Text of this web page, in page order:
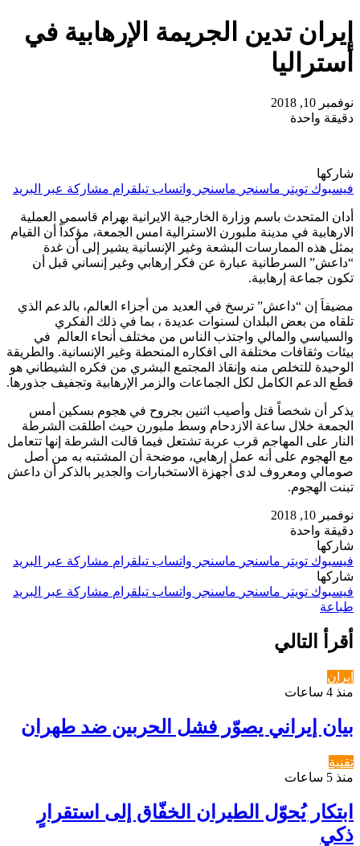
إيران تدين الجريمة الإرهابية في
أستراليا
نوفمبر 10, 2018
دقيقة واحدة
شاركها
فيسبوك تويتر ماسنجر ماسنجر واتساب تيلقرام مشاركة عبر البريد
أدان المتحدث باسم وزارة الخارجية الايرانية بهرام قاسمي العملية
الارهابية في مدينة ملبورن الاسترالية امس الجمعة، مؤكداً أن القيام
بمثل هذه الممارسات البشعة وغير الإنسانية يشير إلى أن غدة
“داعش” السرطانية عبارة عن فكر إرهابي وغير إنساني قبل أن
تكون جماعة إرهابية.
مضيفاَ إن “داعش” ترسخ في العديد من أجزاء العالم، بالدعم الذي
تلقاه من بعض البلدان لسنوات عديدة ، بما في ذلك الفكري
والسياسي والمالي واجتذب الناس من مختلف أنحاء العالم في
بيئات وثقافات مختلفة الى افكاره المنحطة وغير الإنسانية. والطريقة
الوحيدة للتخلص منه وإنقاذ المجتمع البشري من فكره الشيطاني هو
قطع الدعم الكامل لكل الجماعات والزمر الإرهابية وتجفيف جذورها.
يذكر أن شخصاً قتل وأصيب اثنين بجروح في هجوم بسكين أمس
الجمعة خلال ساعة الازدحام وسط ملبورن حيث اطلقت الشرطة
النار على المهاجم قرب عربة تشتعل فيما قالت الشرطة إنها تتعامل
مع الهجوم على أنه عمل إرهابي، موضحة أن المشتبه به من أصل
صومالي ومعروف لدى أجهزة الاستخبارات والجدير بالذكر أن داعش
تبنت الهجوم.
نوفمبر 10, 2018
دقيقة واحدة
شاركها
فيسبوك تويتر ماسنجر ماسنجر واتساب تيلقرام مشاركة عبر البريد
شاركها
فيسبوك تويتر ماسنجر ماسنجر واتساب تيلقرام مشاركة عبر البريد
طباعة
أقرأ التالي
ايران
منذ 4 ساعات
بيان إيراني يصوّر فشل الحربين ضد طهران
تقنية
منذ 5 ساعات
ابتكار يُحوّل الطيران الخفّاق إلى استقرارٍ
ذكي